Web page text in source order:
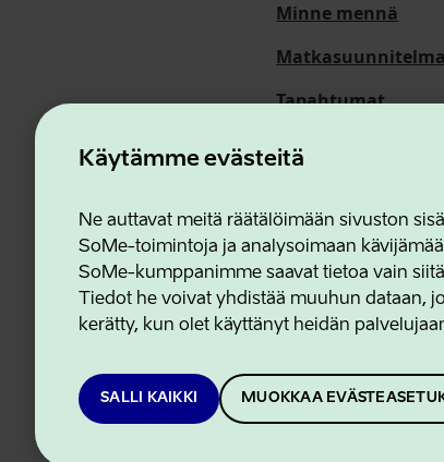
Käytämme evästeitä
Ne auttavat meitä räätälöimään sivuston
SoMe-toimintoja ja analysoimaan
SoMe-kumppanimme saavat tietoa vain
Tiedot he voivat yhdistää muuhun dataan,
kerätty, kun olet käyttänyt heidän
SALLI KAIKKI MUOKKAA
Minne mennä
Matkasuunnitelma
Tapahtumat
Meistä
Estonian Business